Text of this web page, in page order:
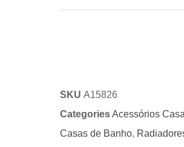
SKU A15826
CategoriesAcessórios
Casas de Banho,